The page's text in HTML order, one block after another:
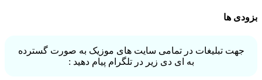
بزودی ها
جهت تبلیغات در تمامی سایت های موزیک به صورت گسترده
به ای دی زیر در تلگرام پیام دهید :